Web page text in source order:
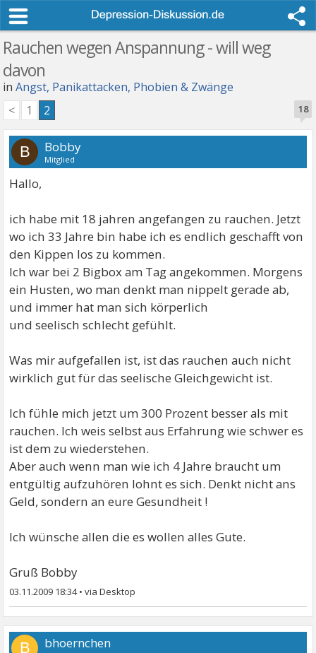
Rauchen wegen Anspannung - will weg
davon
inAngst, Panikattacken, Phobien & Zwänge
18
< 1 2
B Bobby
Mitglied
Hallo,
ich habe mit 18 jahren angefangen zu rauchen. Jetzt
wo ich 33 Jahre bin habe ich es endlich geschafft von
den Kippen los zu kommen.
Ich war bei 2 Bigbox am Tag angekommen. Morgens
ein Husten, wo man denkt man nippelt gerade ab,
und immer hat man sich körperlich
und seelisch schlecht gefühlt.
Was mir aufgefallen ist, ist das rauchen auch nicht
wirklich gut für das seelische Gleichgewicht ist.
Ich fühle mich jetzt um 300 Prozent besser als mit
rauchen. Ich weis selbst aus Erfahrung wie schwer es
ist dem zu wiederstehen.
Aber auch wenn man wie ich 4 Jahre braucht um
entgültig aufzuhören lohnt es sich. Denkt nicht ans
Geld, sondern an eure Gesundheit !
Ich wünsche allen die es wollen alles Gute.
Gruß Bobby
03.11.2009 18:34•
B bhoernchen